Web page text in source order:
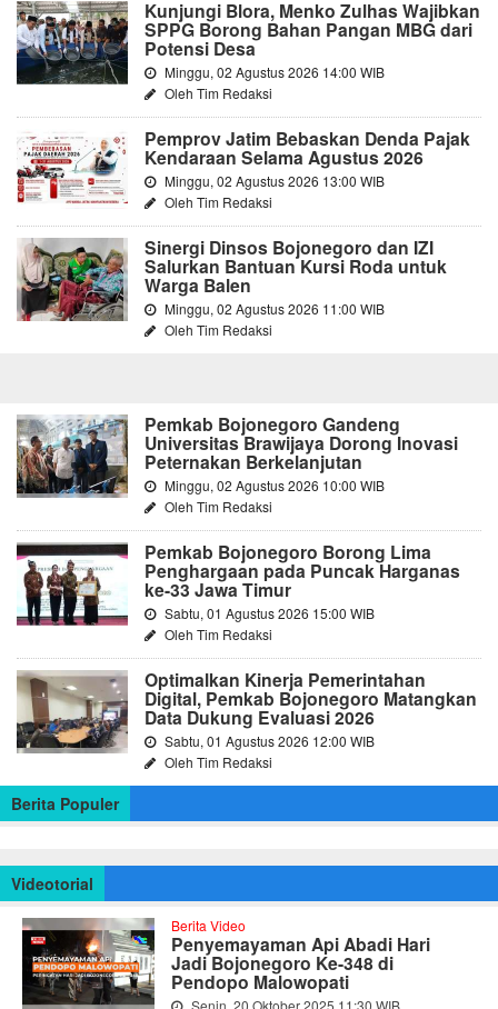
Kunjungi Blora, Menko Zulhas Wajibkan
SPPG Borong Bahan Pangan MBG dari
Potensi Desa
Minggu, 02 Agustus 2026 14:00 WIB
Oleh Tim Redaksi
Pemprov Jatim Bebaskan Denda Pajak
Kendaraan Selama Agustus 2026
Minggu, 02 Agustus 2026 13:00 WIB
Oleh Tim Redaksi
Sinergi Dinsos Bojonegoro dan IZI
Salurkan Bantuan Kursi Roda untuk
Warga Balen
Minggu, 02 Agustus 2026 11:00 WIB
Oleh Tim Redaksi
Pemkab Bojonegoro Gandeng
Universitas Brawijaya Dorong Inovasi
Peternakan Berkelanjutan
Minggu, 02 Agustus 2026 10:00 WIB
Oleh Tim Redaksi
Pemkab Bojonegoro Borong Lima
Penghargaan pada Puncak Harganas
ke-33 Jawa Timur
Sabtu, 01 Agustus 2026 15:00 WIB
Oleh Tim Redaksi
Optimalkan Kinerja Pemerintahan
Digital, Pemkab Bojonegoro Matangkan
Data Dukung Evaluasi 2026
Sabtu, 01 Agustus 2026 12:00 WIB
Oleh Tim Redaksi
Berita Populer
Videotorial
Berita Video
Penyemayaman Api Abadi Hari
Jadi Bojonegoro Ke-348 di
Pendopo Malowopati
Senin, 20 Oktober 2025 11:30 WIB